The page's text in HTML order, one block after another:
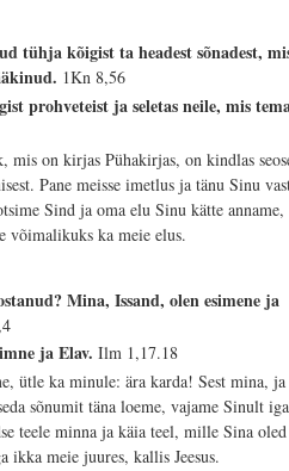
tühja kõigist ta headest sõnadest,
1Kn 8,56
prohveteist ja seletas neile, mis
on kirjas Pühakirjas, on kindlas
Pane meisse imetlus ja tänu Sinu
Sind ja oma elu Sinu kätte anname,
võimalikuks ka meie elus.
Mina, Issand, olen esimene ja
ja Elav.Ilm 1,17.18
ütle ka minule: ära karda! Sest mina, ja
sõnumit täna loeme, vajame Sinult iga
teele minna ja käia teel, mille Sina oled
ikka meie juures, kallis Jeesus.